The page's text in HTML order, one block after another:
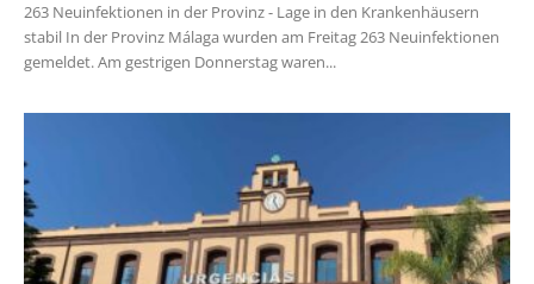
263 Neuinfektionen in der Provinz - Lage in den Krankenhäusern
stabil In der Provinz Málaga wurden am Freitag 263 Neuinfektionen
gemeldet. Am gestrigen Donnerstag waren...